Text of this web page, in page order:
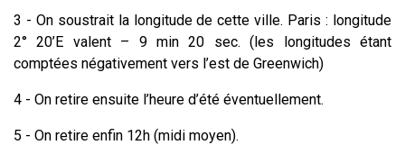
3 - On soustrait la longitude de cette ville. Paris : longitude
2° 20’E valent – 9 min 20 sec. (les longitudes étant
comptées négativement vers l’est de Greenwich)
4 - On retire ensuite l’heure d’été éventuellement.
5 - On retire enfin 12h (midi moyen).